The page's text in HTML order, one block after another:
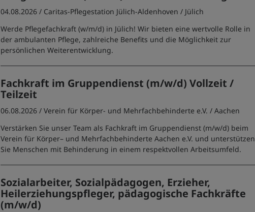
04.08.2026 / Caritas-Pflegestation Jülich-Aldenhoven / Jülich
Werde Pflegefachkraft (w/m/d) in Jülich! Wir bieten eine wertvolle Rolle in
der ambulanten Pflege, zahlreiche Benefits und die Möglichkeit zur
persönlichen Weiterentwicklung.
Fachkraft im Gruppendienst (m/w/d) Vollzeit /
Teilzeit
06.08.2026 /Verein für Körper- und Mehrfachbehinderte e.V. / Aachen
Verstärken Sie unser Team als Fachkraft im Gruppendienst (m/w/d) beim
Verein für Körper– und Mehrfachbehinderte Aachen e.V. und unterstützen
Sie Menschen mit Behinderung in einem respektvollen Arbeitsumfeld.
Sozialarbeiter, Sozialpädagogen, Erzieher,
Heilerziehungspfleger, pädagogische Fachkräfte
(m/w/d)